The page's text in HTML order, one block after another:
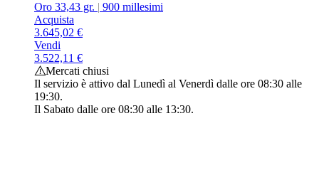
Oro 33,43 gr. | 900 millesimi
Acquista
3.645,02 €
Vendi
3.522,11 €
Mercati chiusi
Il servizio è attivo dal Lunedì al Venerdì dalle ore 08:30 alle
19:30.
Il Sabato dalle ore 08:30 alle 13:30.